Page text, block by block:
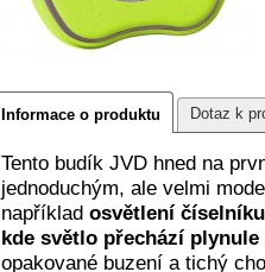
Informace o produktu Dotaz k
Tento budík JVD hned na
jednoduchým, ale velmi
například osvětlení číselníku
kde světlo přechází
opakované buzení a tichý